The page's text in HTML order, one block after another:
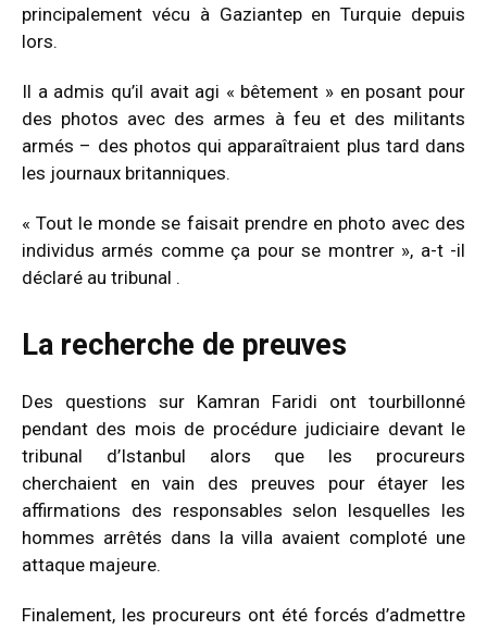
principalement vécu à Gaziantep en Turquie depuis
lors.
Il a admis qu’il avait agi « bêtement » en posant pour
des photos avec des armes à feu et des militants
armés – des photos qui apparaîtraient plus tard dans
les journaux britanniques.
« Tout le monde se faisait prendre en photo avec des
individus armés comme ça pour se montrer », a-t -il
déclaré au tribunal .
La recherche de preuves
Des questions sur Kamran Faridi ont tourbillonné
pendant des mois de procédure judiciaire devant le
tribunal d’Istanbul alors que les procureurs
cherchaient en vain des preuves pour étayer les
affirmations des responsables selon lesquelles les
hommes arrêtés dans la villa avaient comploté une
attaque majeure.
Finalement, les procureurs ont été forcés d’admettre